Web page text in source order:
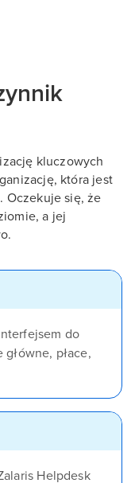
kluczowych
która jest
Oczekuje się, że
a jej
do
płace,
Helpdesk